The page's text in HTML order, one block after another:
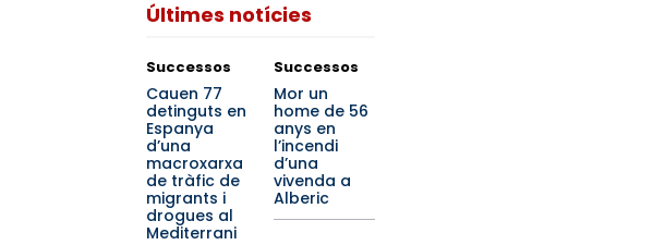
Últimes notícies
Successos
Cauen 77
detinguts en
Espanya
d’una
macroxarxa
de tràfic de
migrants i
drogues al
Mediterrani
Successos
Mor un
home de 56
anys en
l’incendi
d’una
vivenda a
Alberic